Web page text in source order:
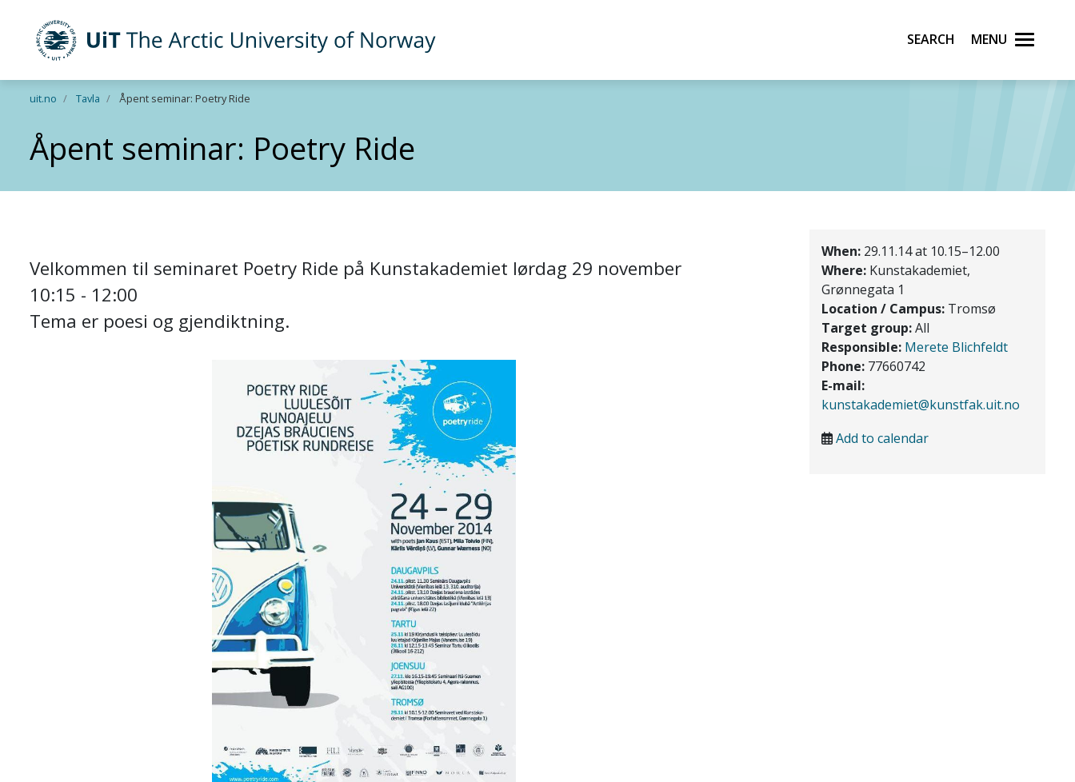
Skip to main content
UiT The Arctic University of Norway Search Menu
uit.no Tavla Åpent seminar: Poetry Ride
Åpent seminar: Poetry Ride
Velkommen til seminaret Poetry Ride på Kunstakademiet lørdag 29 november
10:15 - 12:00
Tema er poesi og gjendiktning.
When:29.11.14 at 10.15–12.00
Where:Kunstakademiet,
Grønnegata 1
Location / Campus:Tromsø
Target group:All
Responsible: Merete Blichfeldt
Phone:77660742
E-mail:
kunstakademiet@kunstfak.uit.no
Add to calendar